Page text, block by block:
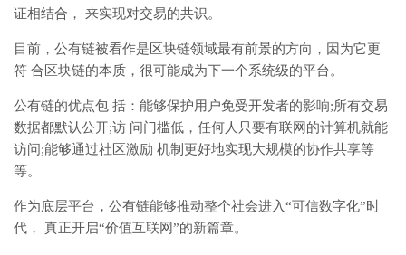
证相结合， 来实现对交易的共识。
目前，公有链被看作是区块链领域最有前景的方向，因为它更
符 合区块链的本质，很可能成为下一个系统级的平台。
公有链的优点包 括：能够保护用户免受开发者的影响;所有交易
数据都默认公开;访 问门槛低，任何人只要有联网的计算机就能
访问;能够通过社区激励 机制更好地实现大规模的协作共享等
等。
作为底层平台，公有链能够推动整个社会进入“可信数字化”时
代， 真正开启“价值互联网”的新篇章。